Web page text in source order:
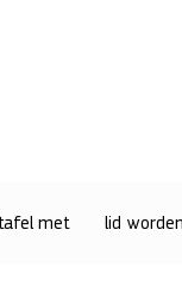
met lid worden